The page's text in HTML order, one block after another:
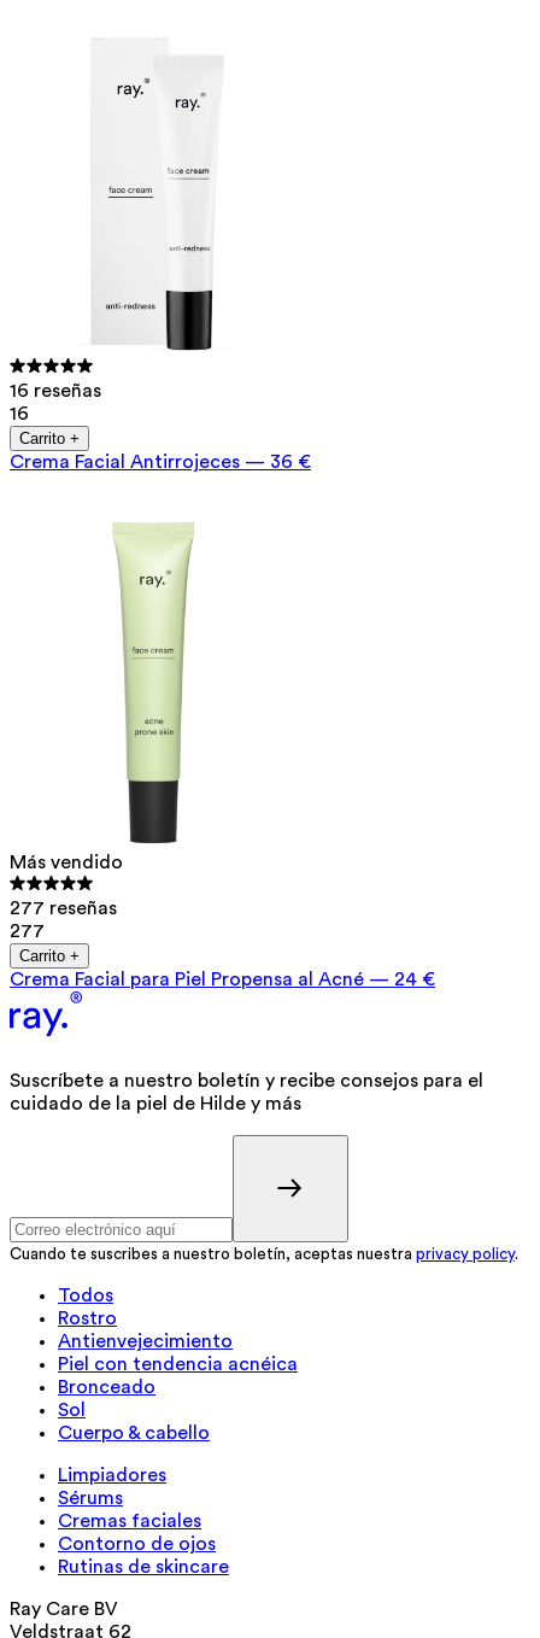
16 reseñas
16
Carrito +
Crema Facial Antirrojeces — 36 €
Más vendido
277 reseñas
277
Carrito +
Crema Facial para Piel Propensa al Acné — 24 €
Suscríbete a nuestro boletín y recibe consejos para el
cuidado de la piel de Hilde y más
Cuando te suscribes a nuestro boletín, aceptas nuestra privacy policy.
Todos
Rostro
Antienvejecimiento
Piel con tendencia acnéica
Bronceado
Sol
Cuerpo & cabello
Limpiadores
Sérums
Cremas faciales
Contorno de ojos
Rutinas de skincare
Ray Care BV
Veldstraat 62